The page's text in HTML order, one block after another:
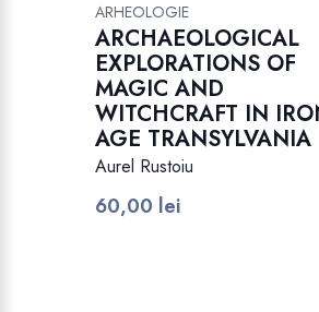
ARHEOLOGIE
ARCHAEOLOGICAL
EXPLORATIONS OF
MAGIC AND
WITCHCRAFT IN
AGE TRANSYLVANIA
Aurel Rustoiu
60,00 lei